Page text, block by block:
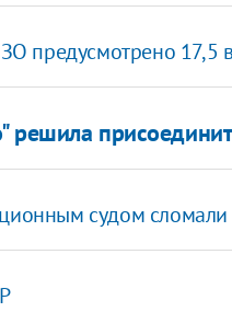
предусмотрено 17,5
решила
судом